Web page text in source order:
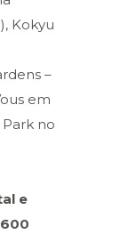
Kokyu
–
em
no
e